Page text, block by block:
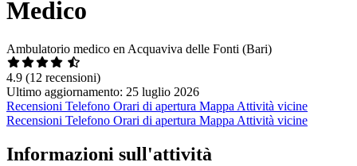
Medico
Ambulatorio medico en Acquaviva delle Fonti (Bari)
4.9 (12 recensioni)
Ultimo aggiornamento: 25 luglio 2026
Recensioni Telefono Orari di apertura Mappa Attività vicine
Recensioni Telefono Orari di apertura Mappa Attività vicine
Informazioni sull'attività